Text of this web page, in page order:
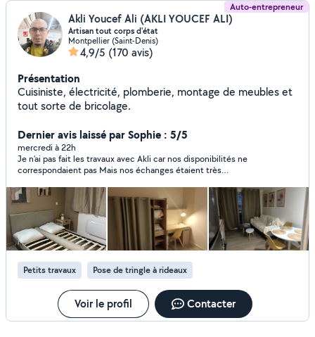
Auto-entrepreneur
Akli Youcef Ali (AKLI YOUCEF ALI)
Artisan tout corps d'état
Montpellier (Saint-Denis)
4,9/5 (170 avis)
Présentation
Cuisiniste, électricité, plomberie, montage de meubles et
tout sorte de bricolage.
Dernier avis laissé par Sophie : 5/5
mercredi à 22h
Je n’ai pas fait les travaux avec Akli car nos disponibilités ne
correspondaient pas Mais nos échanges étaient très
Petits travaux Pose de tringle à rideaux
Voir le profil Contacter